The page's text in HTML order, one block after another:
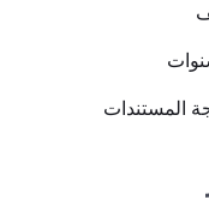
المستندات